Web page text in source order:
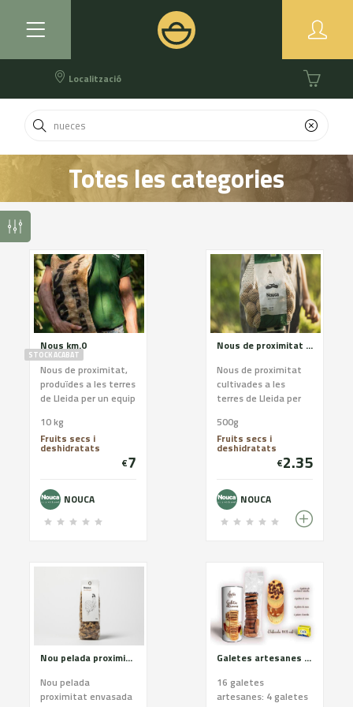
Localització
Totes les categories
STOCK ACABAT
Nous km.0
Nous de proximitat,
produïdes a les terres
de Lleida per un equip
tradició familiar.
10 kg
Fruits secs i
deshidratats
€7
NOUCA
Nous de proximitat en malla de 500g
Nous de proximitat
cultivades a les
terres de Lleida per
segueix amb la
tradició familiar.
500g
Fruits secs i
deshidratats
€2.35
NOUCA
Nou pelada proximitat 200 g
Nou pelada
proximitat envasada
Galetes artesanes de mantega DOP Alt Urgell-Cerdanya. Assortit blanc
16 galetes
artesanes: 4 galetes